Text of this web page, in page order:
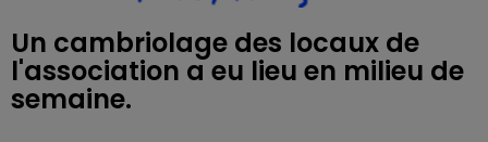
Un cambriolage des locaux de
l'association a eu lieu en milieu de
semaine.